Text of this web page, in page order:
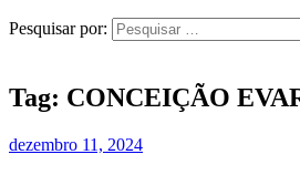
Pesquisar por:
Tag: CONCEIÇÃO
dezembro 11, 2024